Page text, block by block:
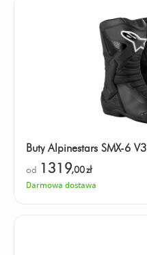
Buty Alpinestars SMX-6 V3
od 1319,00zł
Darmowa dostawa